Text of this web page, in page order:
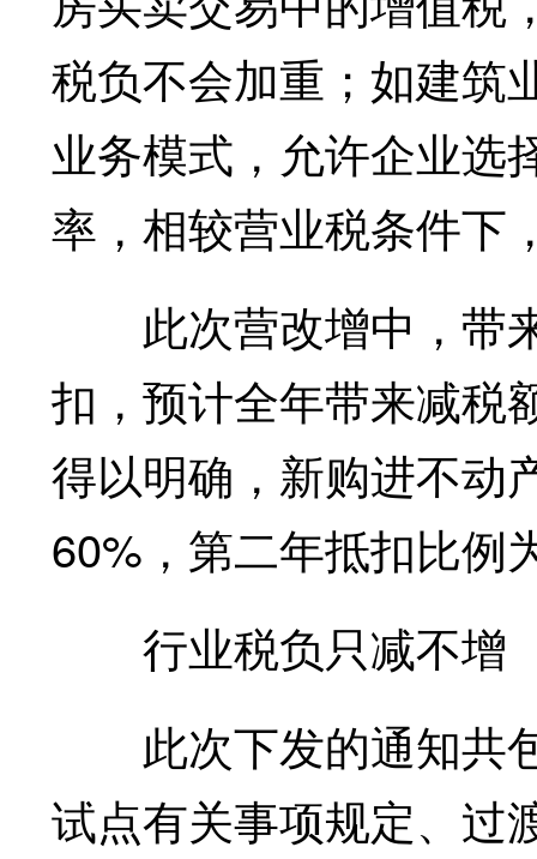
税负不会加重；如建筑
业务模式，允许企业选
率，相较营业税条件下
此次营改增中，带
扣，预计全年带来减税
得以明确，新购进不动
60%，第二年抵扣比例
行业税负只减不增
此次下发的通知共
试点有关事项规定、过